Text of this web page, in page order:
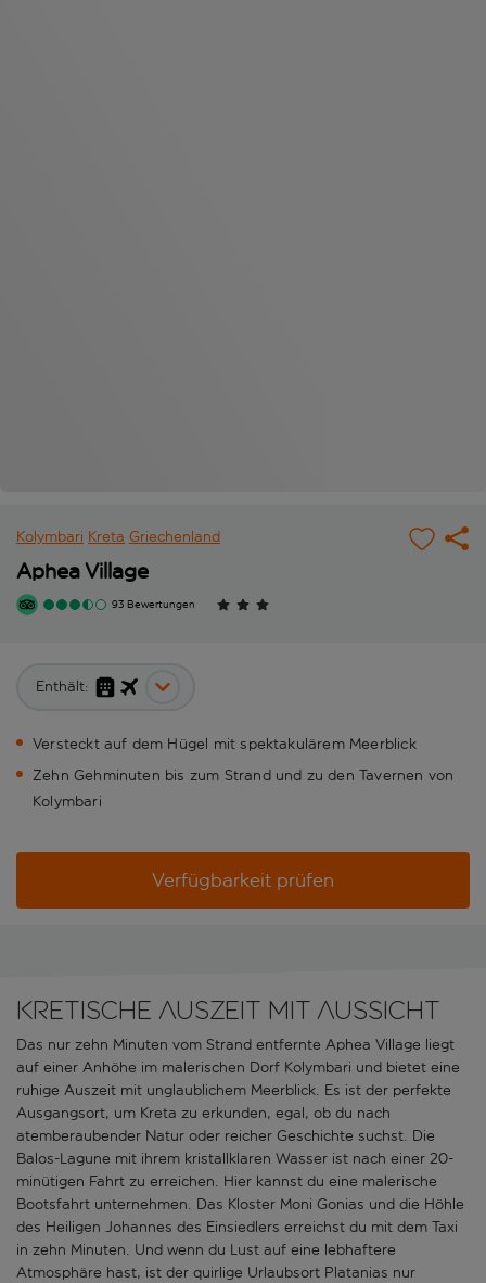
Kolymbari Kreta Griechenland
Aphea Village
93 Bewertungen
Enthält:
Versteckt auf dem Hügel mit spektakulärem Meerblick
Zehn Gehminuten bis zum Strand und zu den Tavernen von
Kolymbari
Verfügbarkeit prüfen
Kretische Auszeit mit Aussicht
Das nur zehn Minuten vom Strand entfernte Aphea Village liegt
auf einer Anhöhe im malerischen Dorf Kolymbari und bietet eine
ruhige Auszeit mit unglaublichem Meerblick. Es ist der perfekte
Ausgangsort, um Kreta zu erkunden, egal, ob du nach
atemberaubender Natur oder reicher Geschichte suchst. Die
Balos-Lagune mit ihrem kristallklaren Wasser ist nach einer 20-
minütigen Fahrt zu erreichen. Hier kannst du eine malerische
Bootsfahrt unternehmen. Das Kloster Moni Gonias und die Höhle
des Heiligen Johannes des Einsiedlers erreichst du mit dem Taxi
in zehn Minuten. Und wenn du Lust auf eine lebhaftere
Atmosphäre hast, ist der quirlige Urlaubsort Platanias nur